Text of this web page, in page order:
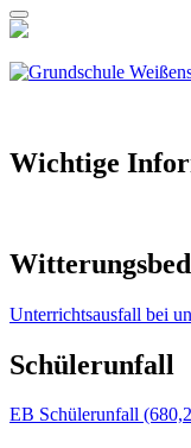
Wich­ti­ge
Unter­richts­aus­fall bei
Schü­ler­un­fall
EB Schü­ler­un­fall